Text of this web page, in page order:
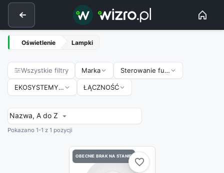
Oświetlenie Lampki
Wszystkie filtry Marka Sterowanie funkcje
EKOSYSTEMY SMART HOME
ŁĄCZNOŚĆ
Nazwa, A do Z 
Pokazano 1-1 z 1 pozycji
OBECNIE BRAK NA STANIE
favorite_border
favorite_border